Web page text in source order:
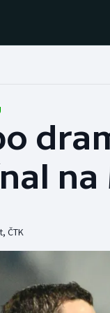
Baseball a softbal
Basketbal
Boby a skeleton
Box
na
, ČTK